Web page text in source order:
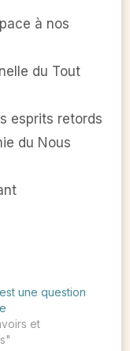
à nos
du Tout
esprits retords
du Nous
une question
et